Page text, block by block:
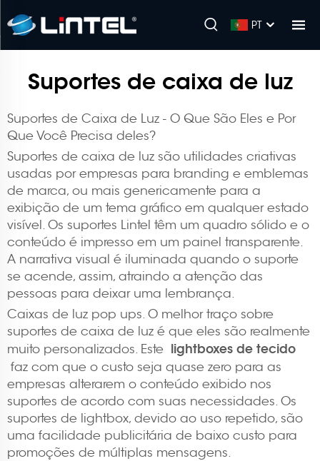
PT
Suportes de caixa de luz
Suportes de Caixa de Luz - O Que São Eles e Por
Que Você Precisa deles?
Suportes de caixa de luz são utilidades criativas
usadas por empresas para branding e emblemas
de marca, ou mais genericamente para a
exibição de um tema gráfico em qualquer estado
visível. Os suportes Lintel têm um quadro sólido e o
conteúdo é impresso em um painel transparente.
A narrativa visual é iluminada quando o suporte
se acende, assim, atraindo a atenção das
pessoas para deixar uma lembrança.
Caixas de luz pop ups. O melhor traço sobre
suportes de caixa de luz é que eles são realmente
muito personalizados. Este lightboxes de tecido
faz com que o custo seja quase zero para as
empresas alterarem o conteúdo exibido nos
suportes de acordo com suas necessidades. Os
suportes de lightbox, devido ao uso repetido, são
uma facilidade publicitária de baixo custo para
promoções de múltiplas mensagens.